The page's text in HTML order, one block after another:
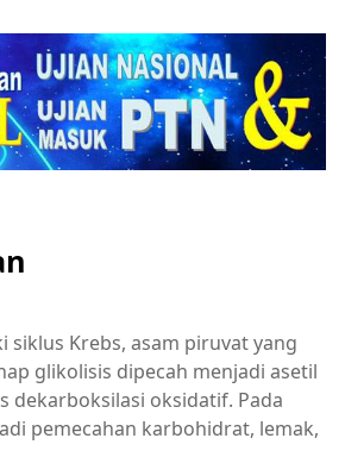
siklus Krebs, asam piruvat yang
glikolisis dipecah menjadi asetil
dekarboksilasi oksidatif. Pada
pemecahan karbohidrat, lemak,